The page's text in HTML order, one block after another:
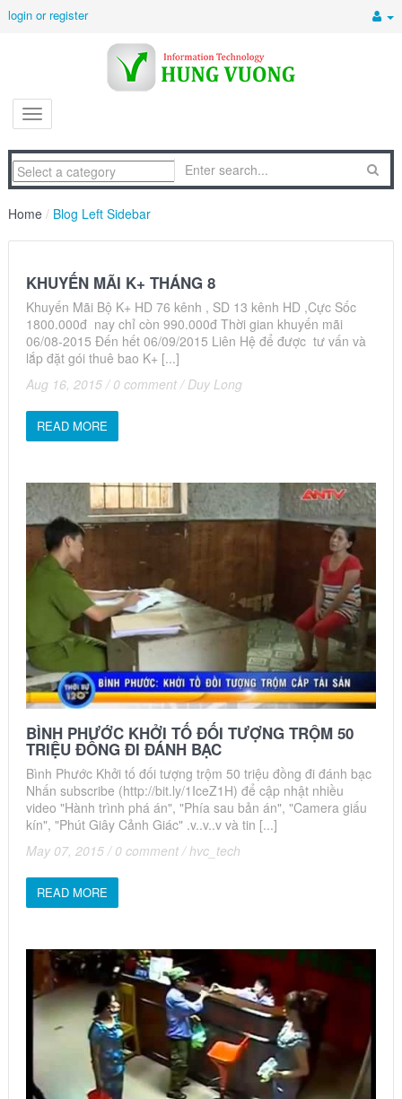
login or register
Home / Blog Left Sidebar
KHUYẾN MÃI K+ THÁNG 8
Khuyến Mãi Bộ K+ HD 76 kênh , SD 13 kênh HD ,Cực Sốc
1800.000đ nay chỉ còn 990.000đ Thời gian khuyến mãi
06/08-2015 Đến hết 06/09/2015 Liên Hệ để được tư vấn và
lắp đặt gói thuê bao K+ [...]
Aug 16, 2015 / 0 comment / Duy Long
READ MORE
BÌNH PHƯỚC KHỞI TỐ ĐỐI TƯỢNG TRỘM 50
TRIỆU ĐỒNG ĐI ĐÁNH BẠC
Bình Phước Khởi tố đối tượng trộm 50 triệu đồng đi đánh bạc
Nhấn subscribe (http://bit.ly/1IceZ1H) để cập nhật nhiều
video "Hành trình phá án", "Phía sau bản án", "Camera giấu
kín", "Phút Giây Cảnh Giác" .v..v..v và tin [...]
May 07, 2015 / 0 comment / hvc_tech
READ MORE